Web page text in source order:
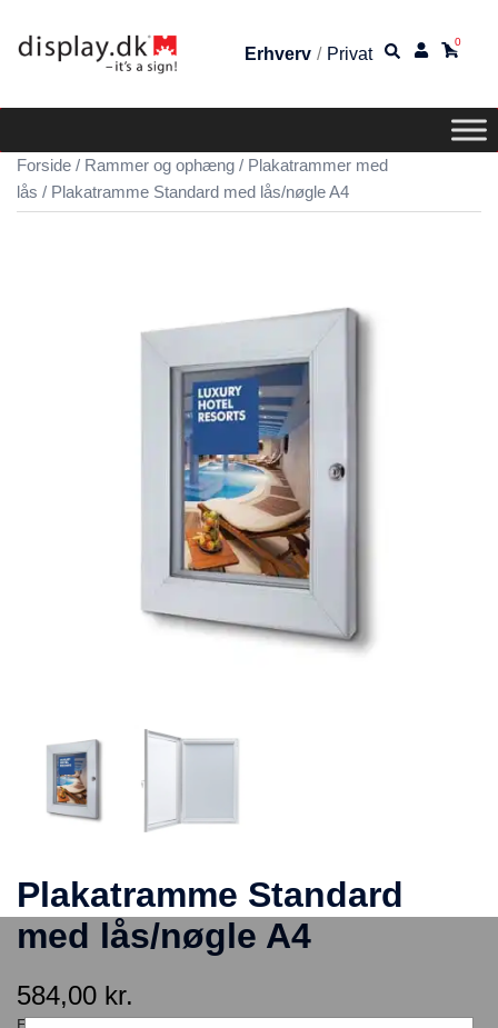
Erhverv / Privat
0
Forside / Rammer og ophæng / Plakatrammer med
lås / Plakatramme Standard med lås/nøgle A4
Plakatramme Standard
med lås/nøgle A4
584,00 kr.